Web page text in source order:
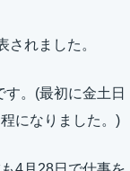
れました。
。(最初に金土日
になりました。)